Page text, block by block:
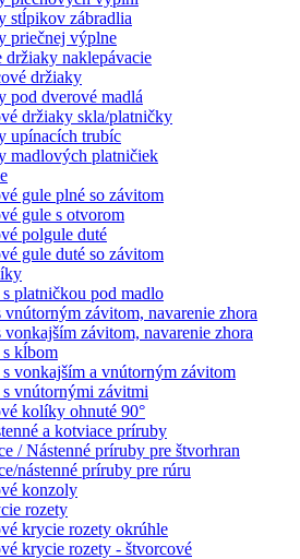
stĺpikov zábradlia
priečnej výplne
držiaky naklepávacie
držiaky
pod dverové madlá
držiaky skla/platničky
upínacích trubíc
madlových platničiek
gule plné so závitom
gule s otvorom
polgule duté
gule duté so závitom
platničkou pod madlo
závitom, navarenie zhora
závitom, navarenie zhora
kĺbom
vonkajším a vnútorným závitom
vnútornými závitmi
kolíky ohnuté 90°
a kotviace príruby
/ Nástenné príruby pre štvorhran
nástenné príruby pre rúru
konzoly
rozety
krycie rozety okrúhle
krycie rozety - štvorcové